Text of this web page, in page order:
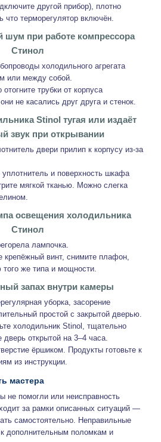
другой прибор), плотно
что терморегулятор включён.
при работе компрессора
Стинол
холодильного агрегата
или между собой.
отогните трубки от корпуса
не касались друг друга и стенок.
Stinol тугая или издаёт
звук при открывании
двери прилип к корпусу из-за
уплотнитель и поверхность шкафа
мягкой тканью. Можно слегка
освещения холодильника
Стинол
лампочка.
крепёжный винт, снимите плафон,
же типа и мощности.
запах внутри камеры
уборка, засорение
простой с закрытой дверью.
холодильник Stinol, тщательно
дверь открытой на 3–4 часа.
ёршиком. Продукты готовьте к
из инструкции.
мастера
не помогли или неисправность
за рамки описанных ситуаций —
самостоятельно. Неправильные
к дополнительным поломкам и